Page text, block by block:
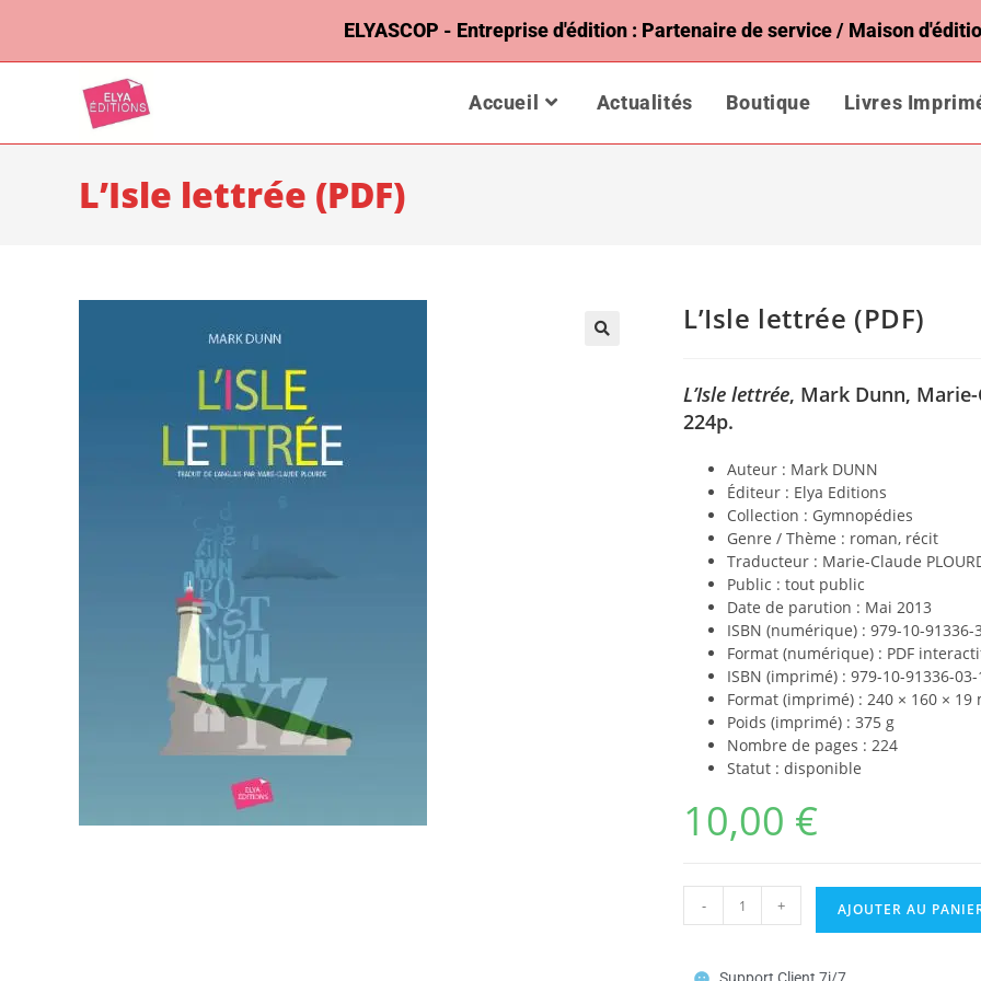
ELYASCOP - Entreprise d'édition : Partenaire de service / Maison
Accueil Actualités Boutique Livres
L’Isle lettrée (PDF)
L’Isle lettrée (PDF)
L’Isle lettrée, Mark Dunn,
224p.
Auteur : Mark DUNN
Éditeur : Elya Editions
Collection : Gymnopédies
Genre / Thème : roman, récit
Traducteur : Marie-Claude
Public : tout public
Date de parution : Mai 2013
ISBN (numérique) : 979-10-91336-
Format (numérique) : PDF
ISBN (imprimé) : 979-10-91336-03-
Format (imprimé) : 240 × 160 × 19
Poids (imprimé) : 375 g
Nombre de pages : 224
Statut : disponible
10,00 €
- + AJOUTER AU